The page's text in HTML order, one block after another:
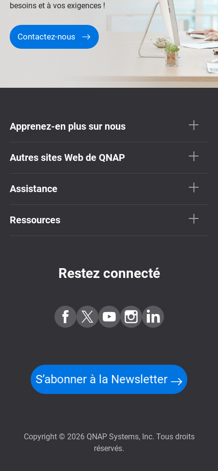
besoins et à vos exigences !
Contactez-nous
Apprenez-en plus sur nous
Autres sites Web de QNAP
Assistance
Ressources
Restez connecté
S’abonner à la Newsletter
Copyright © 2026 QNAP Systems, Inc. Tous droits
réservés.